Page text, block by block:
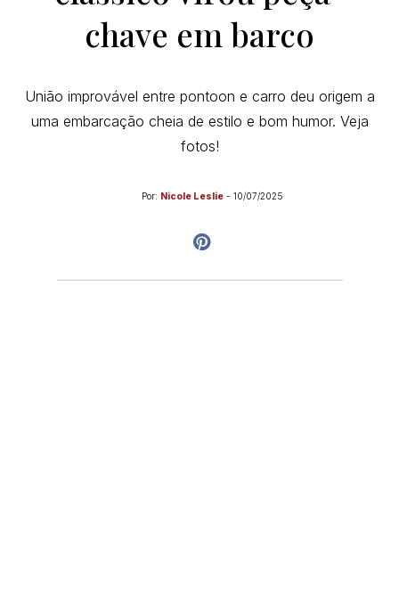
chave em barco
União improvável entre pontoon e carro deu origem a
uma embarcação cheia de estilo e bom humor. Veja
fotos!
Por: Nicole Leslie - 10/07/2025